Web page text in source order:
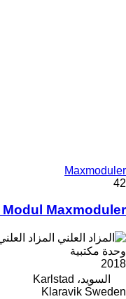
Maxmoduler
42
Maxmoduler
المزاد
وحدة مكتبية
2018
السويد، Karlstad
Klaravik Sweden